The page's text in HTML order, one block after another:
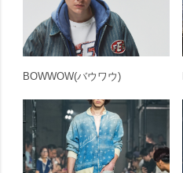
BOWWOW(バウワウ)